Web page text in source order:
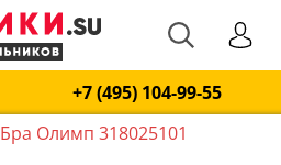
+7 (495) 104-99-55
Бра Олимп 318025101